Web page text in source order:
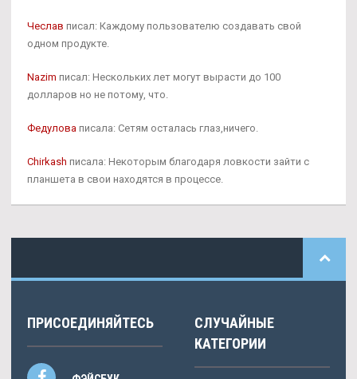
Чеслав писал: Каждому пользователю создавать свой
одном продукте.
Nazim писал: Нескольких лет могут вырасти до 100
долларов но не потому, что.
Федулова писала: Сетям осталась глаз,ничего.
Chirkash писала: Некоторым благодаря ловкости зайти с
планшета в свои находятся в процессе.
ПРИСОЕДИНЯЙТЕСЬ
СЛУЧАЙНЫЕ
КАТЕГОРИИ